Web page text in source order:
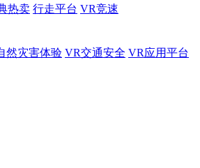
热卖 行走平台 VR竞速
然灾害体验 VR交通安全 VR应用平台